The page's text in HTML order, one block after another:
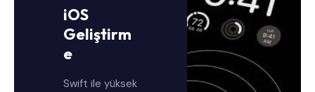
iOS
Geliştirm
e
Swift ile yüksek